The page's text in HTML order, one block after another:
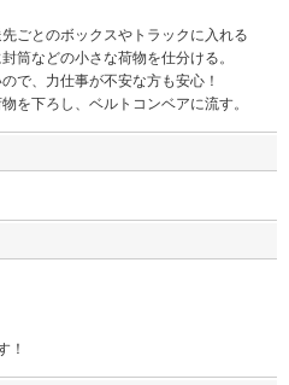
ごとのボックスやトラックに入れる
筒などの小さな荷物を仕分ける。
で、力仕事が不安な方も安心！
を下ろし、ベルトコンベアに流す。
！